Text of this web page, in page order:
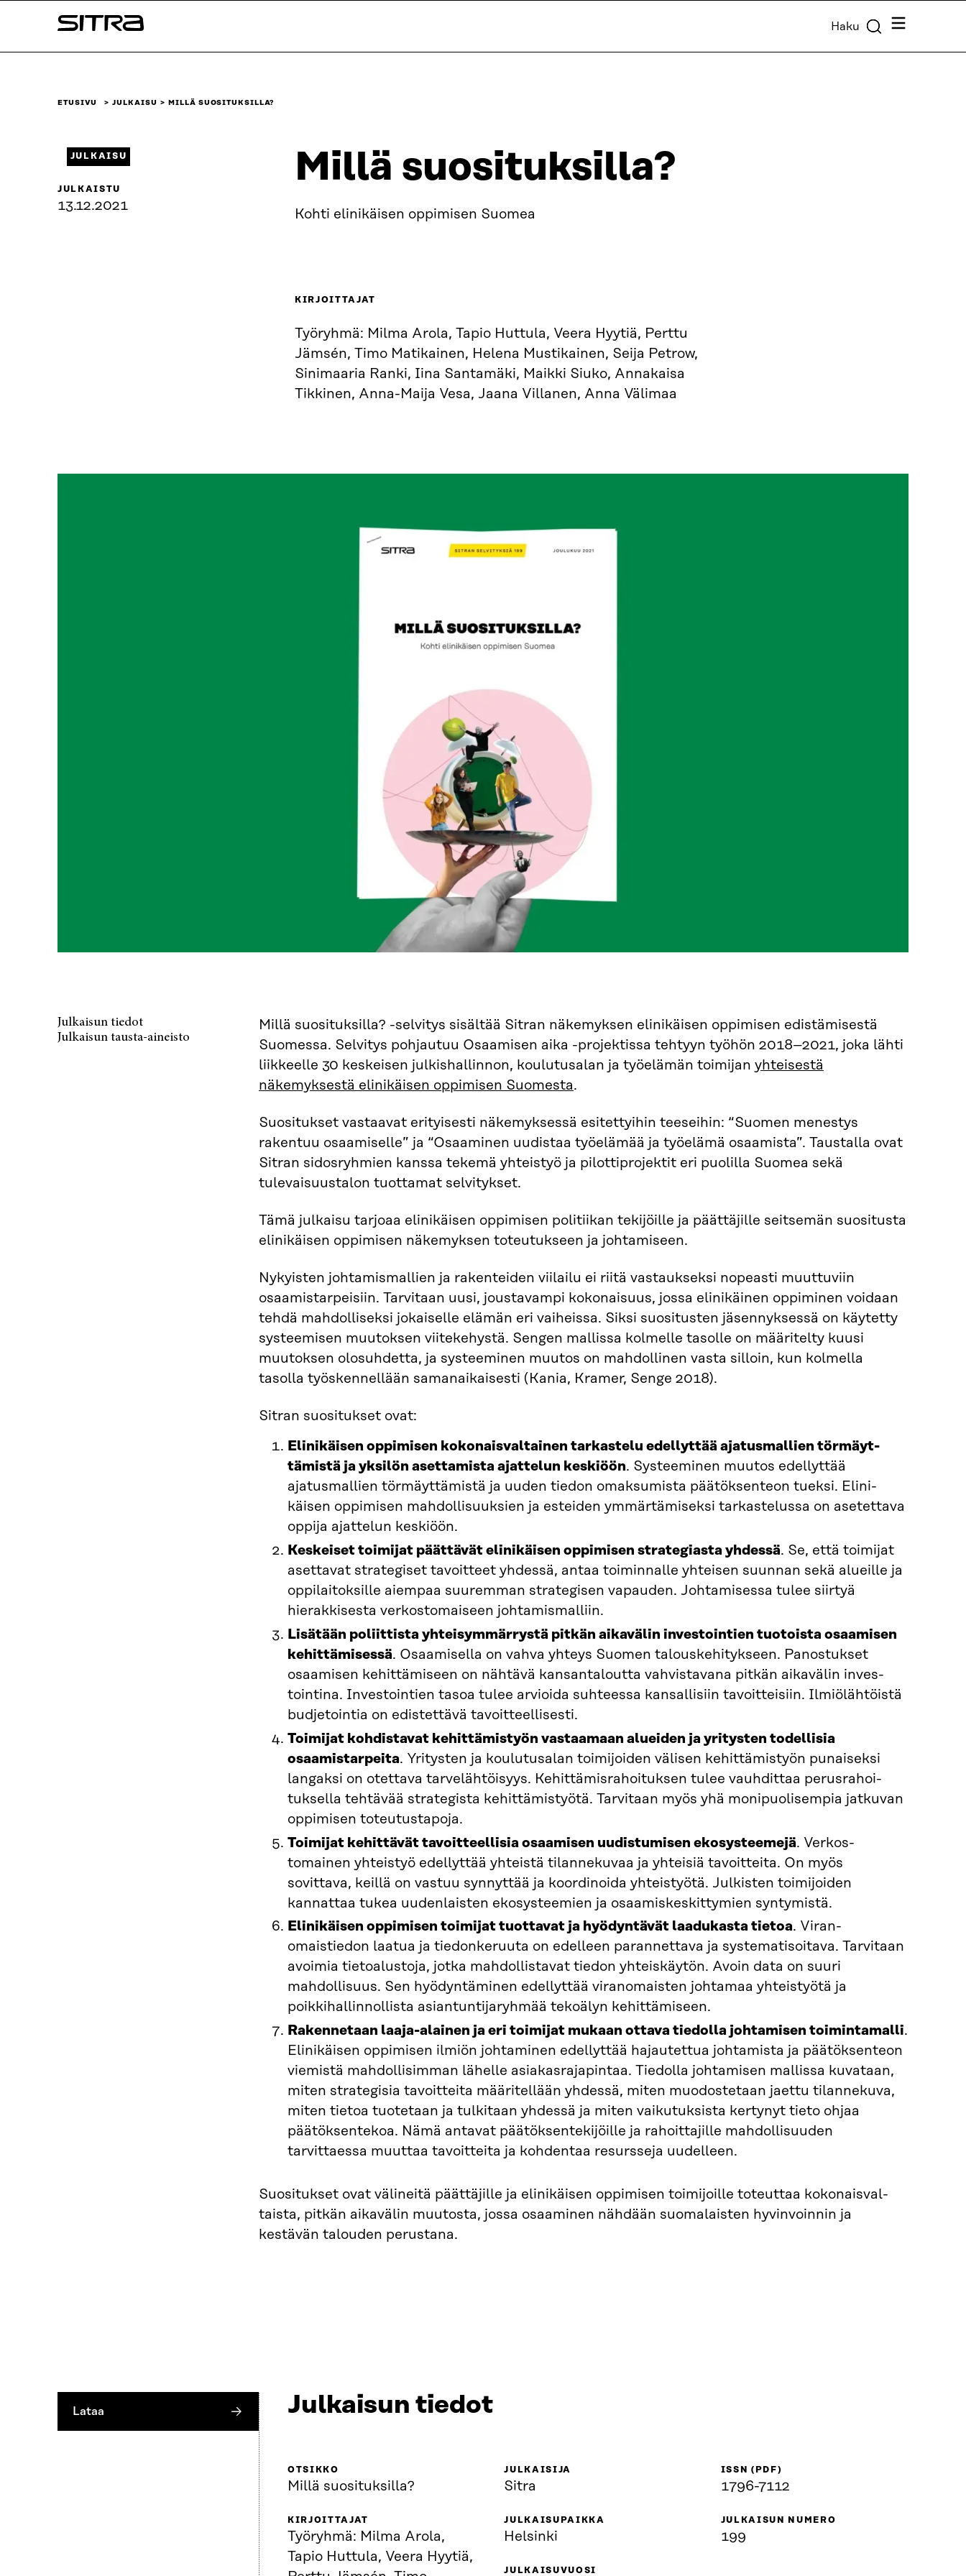
sisältöön
Sitra Haku Valikko
ETUSIVU JULKAISU MILLÄ SUOSITUKSILLA?
Millä suosituksilla?
Kohti elinikäisen oppimisen Suomea
JULKAISU
JULKAISTU
13.12.2021
KIRJOITTAJAT
Työryhmä: Milma Arola, Tapio Huttula, Veera Hyytiä, Perttu
Jämsén, Timo Matikainen, Helena Mustikainen, Seija Petrow,
Sinimaaria Ranki, Iina Santamäki, Maikki Siuko, Annakaisa
Tikkinen, Anna-Maija Vesa, Jaana Villanen, Anna Välimaa
Julkaisun tiedot
Julkaisun tausta-aineisto
Millä suosituksilla? -selvitys sisältää Sitran näkemyksen elinikäisen oppimisen edistämisestä
Suomessa. Selvitys pohjautuu Osaamisen aika -projektissa tehtyyn työhön 2018–2021, joka lähti
liikkeelle 30 keskeisen julkishallinnon, koulutusalan ja työelämän toimijan yhteisestä
näkemyksestä elinikäisen oppimisen Suomesta.
Suositukset vastaavat erityisesti näkemyksessä esitettyihin teeseihin: “Suomen menestys
rakentuu osaamiselle” ja “Osaaminen uudistaa työelämää ja työelämä osaamista”. Taustalla ovat
Sitran sidosryhmien kanssa tekemä yhteistyö ja pilottiprojektit eri puolilla Suomea sekä
tulevaisuustalon tuottamat selvitykset.
Tämä julkaisu tarjoaa elinikäisen oppimisen politiikan tekijöille ja päättäjille seitsemän suositusta
elinikäisen oppimisen näkemyksen toteutukseen ja johtamiseen.
Nykyisten johtamismallien ja rakenteiden viilailu ei riitä vastaukseksi nopeasti muuttuviin
osaamistarpeisiin. Tarvitaan uusi, joustavampi kokonaisuus, jossa elinikäinen oppiminen voidaan
tehdä mahdolliseksi jokaiselle elämän eri vaiheissa. Siksi suositusten jäsennyksessä on käytetty
systeemisen muutoksen viitekehystä. Sengen mallissa kolmelle tasolle on määritelty kuusi
muutoksen olosuhdetta, ja systeeminen muutos on mahdollinen vasta silloin, kun kolmella
tasolla työskennellään samanaikaisesti (Kania, Kramer, Senge 2018).
Sitran suositukset ovat:
Elinikäisen oppimisen kokonaisvaltainen tarkastelu edellyttää ajatusmallien törmäyt­
tämistä ja yksilön asettamista ajattelun keskiöön. Systeeminen muutos edellyttää
ajatusmallien törmäyttämistä ja uuden tiedon omaksumista päätöksenteon tueksi. Elini­
käisen oppimisen mahdollisuuksien ja esteiden ymmärtämiseksi tarkastelussa on asetet­tava
oppija ajattelun keskiöön.
Keskeiset toimijat päättävät elinikäisen oppimisen strategiasta yhdessä. Se, että toimi­jat
asettavat strategiset tavoitteet yhdessä, antaa toiminnalle yhteisen suunnan sekä alueille ja
oppilaitoksille aiempaa suuremman strategisen vapauden. Johtamisessa tulee siirtyä
hierakkisesta verkostomaiseen johtamismalliin.
Lisätään poliittista yhteisymmärrystä pitkän aikavälin investointien tuotoista osaami­sen
kehittämisessä. Osaamisella on vahva yhteys Suomen talouskehitykseen. Panostukset
osaamisen kehittämiseen on nähtävä kansantaloutta vahvistavana pitkän aikavälin inves­
tointina. Investointien tasoa tulee arvioida suhteessa kansallisiin tavoitteisiin. Ilmiöläh­töistä
budjetointia on edistettävä tavoitteellisesti.
Toimijat kohdistavat kehittämistyön vastaamaan alueiden ja yritysten todellisia
osaamistarpeita. Yritysten ja koulutusalan toimijoiden välisen kehittämistyön punaiseksi
langaksi on otettava tarvelähtöisyys. Kehittämisrahoituksen tulee vauhdittaa perusrahoi­
tuksella tehtävää strategista kehittämistyötä. Tarvitaan myös yhä monipuolisempia jatkuvan
oppimisen toteutustapoja.
Toimijat kehittävät tavoitteellisia osaamisen uudistumisen ekosysteemejä. Verkos­
tomainen yhteistyö edellyttää yhteistä tilannekuvaa ja yhteisiä tavoitteita. On myös
sovittava, keillä on vastuu synnyttää ja koordinoida yhteistyötä. Julkisten toimijoiden
kannattaa tukea uudenlaisten ekosysteemien ja osaamiskeskittymien syntymistä.
Elinikäisen oppimisen toimijat tuottavat ja hyödyntävät laadukasta tietoa. Viran­
omaistiedon laatua ja tiedonkeruuta on edelleen parannettava ja systematisoitava. Tarvi­taan
avoimia tietoalustoja, jotka mahdollistavat tiedon yhteiskäytön. Avoin data on suuri
mahdollisuus. Sen hyödyntäminen edellyttää viranomaisten johtamaa yhteistyötä ja
poikkihallinnollista asiantuntijaryhmää tekoälyn kehittämiseen.
Rakennetaan laaja-alainen ja eri toimijat mukaan ottava tiedolla johtamisen toimin­tamalli.
Elinikäisen oppimisen ilmiön johtaminen edellyttää hajautettua johtamista ja päätöksenteon
viemistä mahdollisimman lähelle asiakasrajapintaa. Tiedolla johtamisen mallissa kuvataan,
miten strategisia tavoitteita määritellään yhdessä, miten muodostetaan jaettu tilannekuva,
miten tietoa tuotetaan ja tulkitaan yhdessä ja miten vaikutuksista kertynyt tieto ohjaa
päätöksentekoa. Nämä antavat päätöksentekijöille ja rahoittajille mahdollisuuden
tarvittaessa muuttaa tavoitteita ja kohdentaa resursseja uudelleen.
Suositukset ovat välineitä päättäjille ja elinikäisen oppimisen toimijoille toteuttaa kokonaisval­
taista, pitkän aikavälin muutosta, jossa osaaminen nähdään suomalaisten hyvinvoinnin ja
kestävän talouden perustana.
Lataa Julkaisun tiedot
OTSIKKO
Millä suosituksilla?
KIRJOITTAJAT
Työryhmä: Milma Arola,
Tapio Huttula, Veera Hyytiä,
JULKAISIJA
Sitra
JULKAISUPAIKKA
Helsinki
JULKAISUVUOSI
ISSN (PDF)
1796-7112
JULKAISUN NUMERO
199